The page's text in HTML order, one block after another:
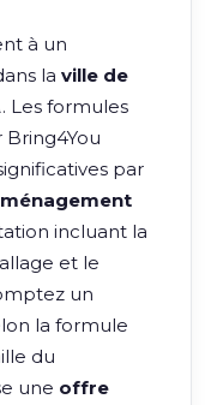
à un
la ville de
Les formules
par
incluant la
et le
un
la formule
du
une offre